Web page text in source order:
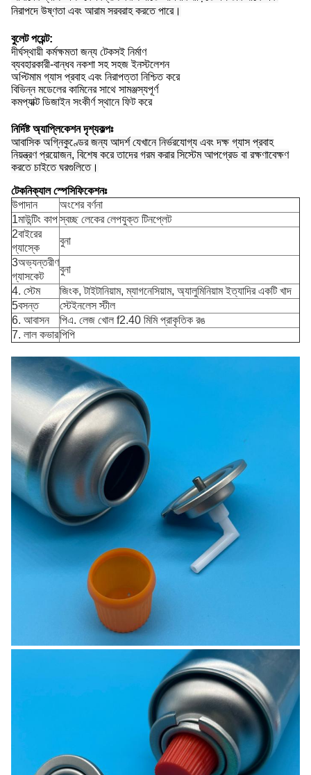
নিরাপদে উষ্ণতা এবং আরাম সরবরাহ করতে পারে।
বুলেট পয়েন্ট:
দীর্ঘস্থায়ী কর্মক্ষমতা জন্য টেকসই নির্মাণ
ব্যবহারকারী-বান্ধব নকশা সহ সহজ ইনস্টলেশন
অপ্টিমাম গ্যাস প্রবাহ এবং নিরাপত্তা নিশ্চিত করে
বিভিন্ন মডেলের কামিনের সাথে সামঞ্জস্যপূর্ণ
কমপ্যাক্ট ডিজাইন সংকীর্ণ স্থানে ফিট করে
নির্দিষ্ট অ্যাপ্লিকেশন দৃশ্যকল্পঃ
আবাসিক অগ্নিকুণ্ডের জন্য আদর্শ যেখানে নির্ভরযোগ্য এবং দক্ষ গ্যাস প্রবাহ
নিয়ন্ত্রণ প্রয়োজন, বিশেষ করে তাদের গরম করার সিস্টেম আপগ্রেড বা রক্ষণাবেক্ষণ
করতে চাইতে ঘরগুলিতে।
টেকনিক্যাল স্পেসিফিকেশনঃ
উপাদান
অংশের বর্ণনা
1মাউন্টিং কাপস্বচ্ছ লেকের লেপযুক্ত টিনপ্লেট
2বাইরের
গ্যাস্কে
বুনা
3অভ্যন্তরীণ
গ্যাসকেট
বুনা
4. স্টেম
জিংক, টাইটানিয়াম, ম্যাগনেসিয়াম, অ্যালুমিনিয়াম ইত্যাদির একটি খাদ
5বসন্ত
স্টেইনলেস স্টীল
6. আবাসন
পিএ. লেজ খোল f2.40 মিমি প্রাকৃতিক রঙ
7. লাল কভারপিপি